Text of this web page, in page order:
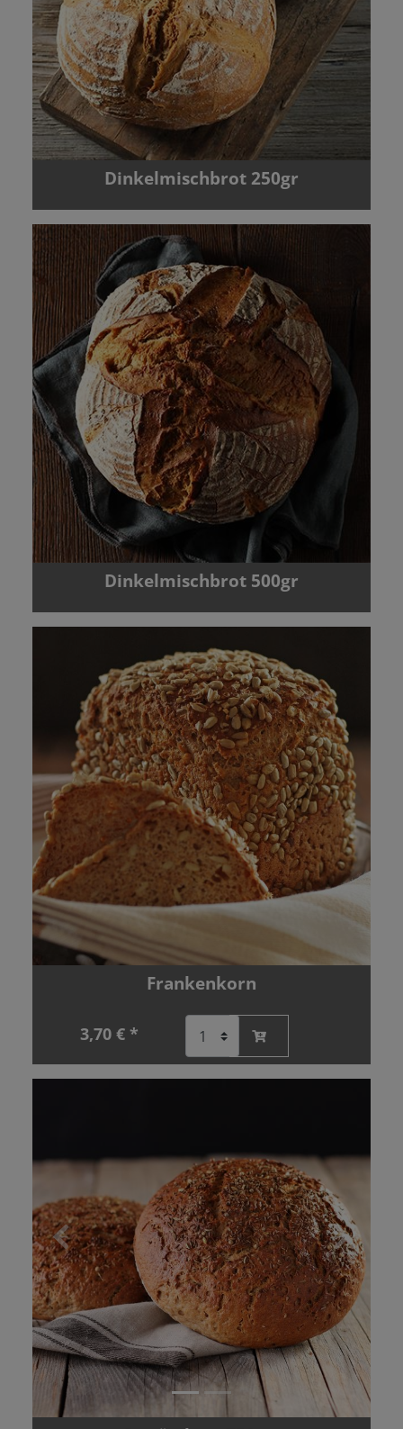
Dinkelmischbrot 250gr
Dinkelmischbrot 500gr
Frankenkorn
3,70 € *
Zurück Vor